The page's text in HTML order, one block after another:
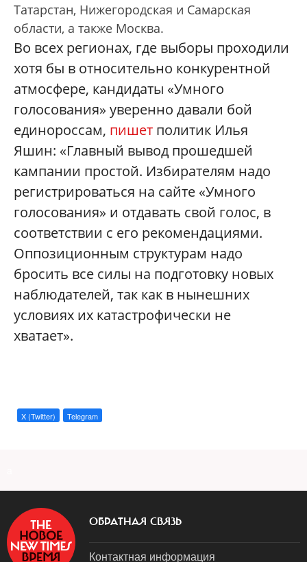
Татарстан, Нижегородская и Самарская
области, а также Москва.
Во всех регионах, где выборы проходили
хотя бы в относительно конкурентной
атмосфере, кандидаты «Умного
голосования» уверенно давали бой
единороссам, пишет политик Илья
Яшин: «Главный вывод прошедшей
кампании простой. Избирателям надо
регистрироваться на сайте «Умного
голосования» и отдавать свой голос, в
соответствии с его рекомендациями.
Оппозиционным структурам надо
бросить все силы на подготовку новых
наблюдателей, так как в нынешних
условиях их катастрофически не
хватает».
X (Twitter) Telegram
ОБРАТНАЯ СВЯЗЬ
Контактная информация